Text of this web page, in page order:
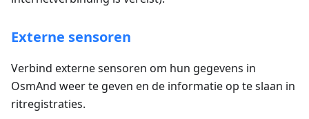
Externe sensoren
Verbind externe sensoren om hun gegevens in
OsmAnd weer te geven en de informatie op te slaan in
ritregistraties.